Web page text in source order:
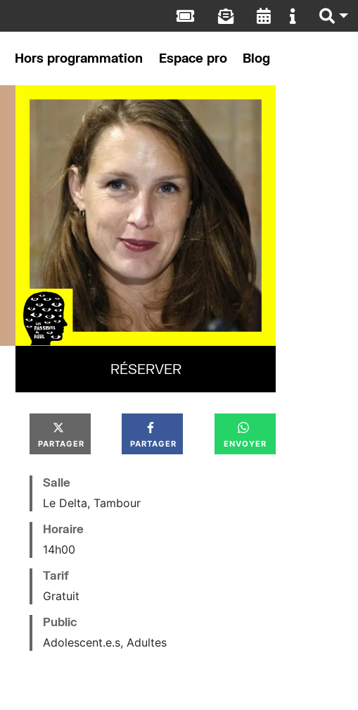
Hors programmation Espace pro Blog
RÉSERVER
PARTAGER PARTAGER ENVOYER
Salle
Le Delta, Tambour
Horaire
14h00
Tarif
Gratuit
Public
Adolescent.e.s, Adultes